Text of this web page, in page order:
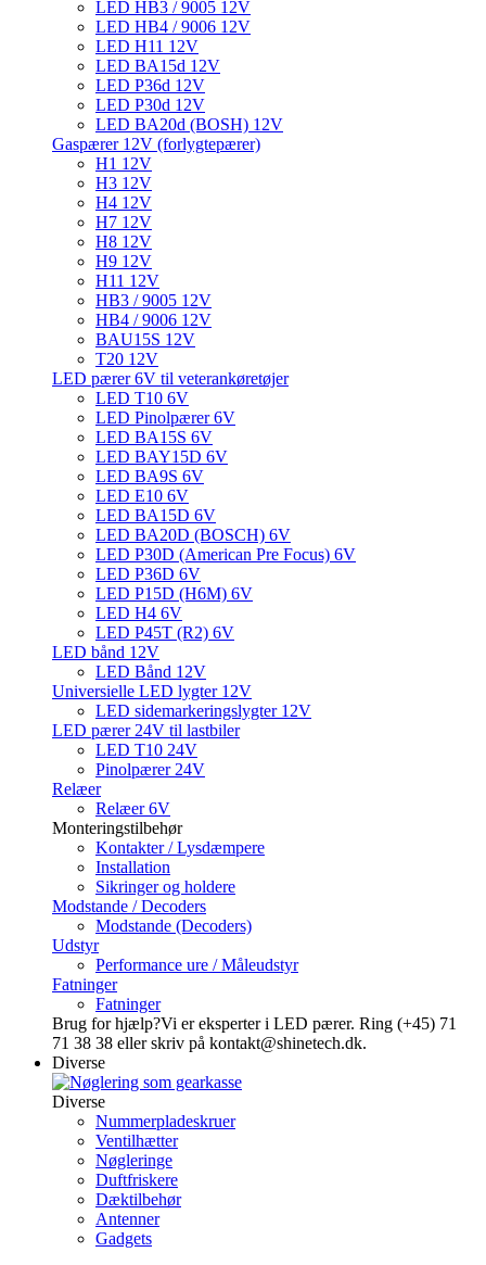
LED HB3 / 9005 12V
LED HB4 / 9006 12V
LED H11 12V
LED BA15d 12V
LED P36d 12V
LED P30d 12V
LED BA20d (BOSH) 12V
Gaspærer 12V (forlygtepærer)
H1 12V
H3 12V
H4 12V
H7 12V
H8 12V
H9 12V
H11 12V
HB3 / 9005 12V
HB4 / 9006 12V
BAU15S 12V
T20 12V
LED pærer 6V til veterankøretøjer
LED T10 6V
LED Pinolpærer 6V
LED BA15S 6V
LED BAY15D 6V
LED BA9S 6V
LED E10 6V
LED BA15D 6V
LED BA20D (BOSCH) 6V
LED P30D (American Pre Focus) 6V
LED P36D 6V
LED P15D (H6M) 6V
LED H4 6V
LED P45T (R2) 6V
LED bånd 12V
LED Bånd 12V
Universielle LED lygter 12V
LED sidemarkeringslygter 12V
LED pærer 24V til lastbiler
LED T10 24V
Pinolpærer 24V
Relæer
Relæer 6V
Monteringstilbehør
Kontakter / Lysdæmpere
Installation
Sikringer og holdere
Modstande / Decoders
Modstande (Decoders)
Udstyr
Performance ure / Måleudstyr
Fatninger
Fatninger
Brug for hjælp?Vi er eksperter i LED pærer. Ring (+45) 71
71 38 38 eller skriv på kontakt@shinetech.dk.
Diverse
Diverse
Nummerpladeskruer
Ventilhætter
Nøgleringe
Duftfriskere
Dæktilbehør
Antenner
Gadgets